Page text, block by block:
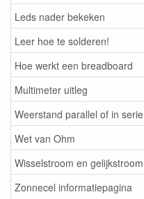
Leds nader bekeken
Leer hoe te solderen!
Hoe werkt een breadboard
Multimeter uitleg
Weerstand parallel of in serie
Wet van Ohm
Wisselstroom en gelijkstroom
Zonnecel informatiepagina